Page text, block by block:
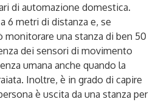
di automazione domestica.
6 metri di distanza e, se
una stanza di ben 50
dei sensori di movimento
umana anche quando la
Inoltre, è in grado di capire
è uscita da una stanza per